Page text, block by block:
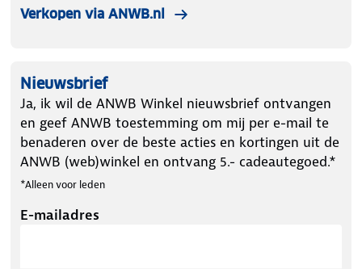
Verkopen via ANWB.nl
Nieuwsbrief
Ja, ik wil de ANWB Winkel nieuwsbrief ontvangen
en geef ANWB toestemming om mij per e-mail te
benaderen over de beste acties en kortingen uit de
ANWB (web)winkel en ontvang 5.- cadeautegoed.*
*Alleen voor leden
E-mailadres